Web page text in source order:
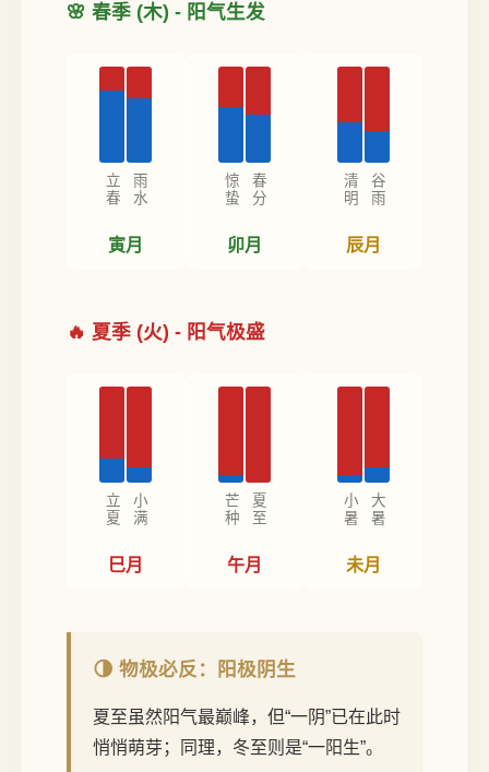
🌸 春季 (木) - 阳气生发
立春 雨水
寅月
惊蛰 春分
卯月
清明 谷雨
辰月
🔥 夏季 (火) - 阳气极盛
立夏 小满
巳月
芒种 夏至
午月
小暑 大暑
未月
🌗 物极必反：阳极阴生
夏至虽然阳气最巅峰，但“一阴”已在此时
悄悄萌芽；同理，冬至则是“一阳生”。